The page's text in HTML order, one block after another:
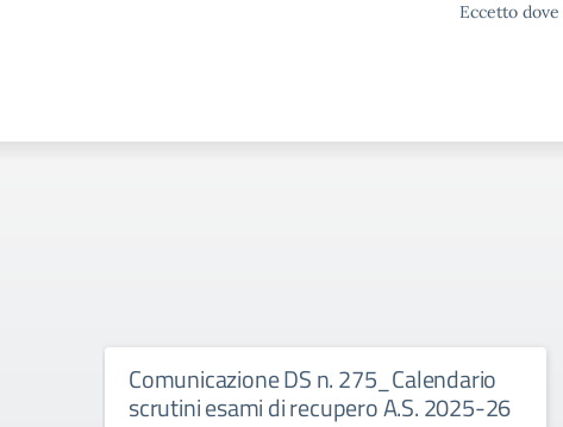
Eccetto
Comunicazione DS n. 275_Calendario
scrutini esami di recupero A.S. 2025-26